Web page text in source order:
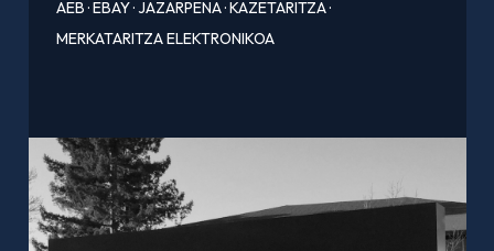
AEB·EBAY·JAZARPENA·KAZETARITZA·
MERKATARITZA ELEKTRONIKOA